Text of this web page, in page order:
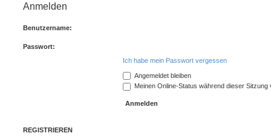
Anmelden
Benutzername:
Passwort:
Ich habe mein Passwort vergessen
Angemeldet bleiben
Meinen Online-Status während dieser Sitzung
REGISTRIEREN